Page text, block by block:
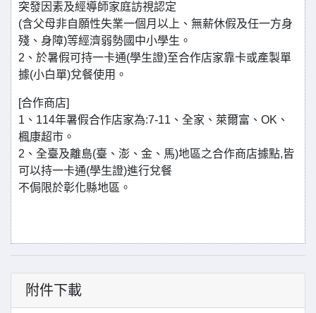
突發因素及經導師家庭訪視認定
(含父母非自願性失業一個月以上、無薪休假及任一方身
殘、身障)等經濟弱勢國中小學生。
2、於暑假可持一卡通(學生證)至合作店家靠卡或產製單
據(小白單)兌餐使用。
[合作商店]
1、114年暑假合作店家為:7-11、全家、萊爾富、OK、
楓康超市。
2、全臺及離島(臺、澎、金、馬)地區之合作商店據點,皆
可以持一卡通(學生證)進行兌餐
不侷限於彰化縣地區。
附件下載